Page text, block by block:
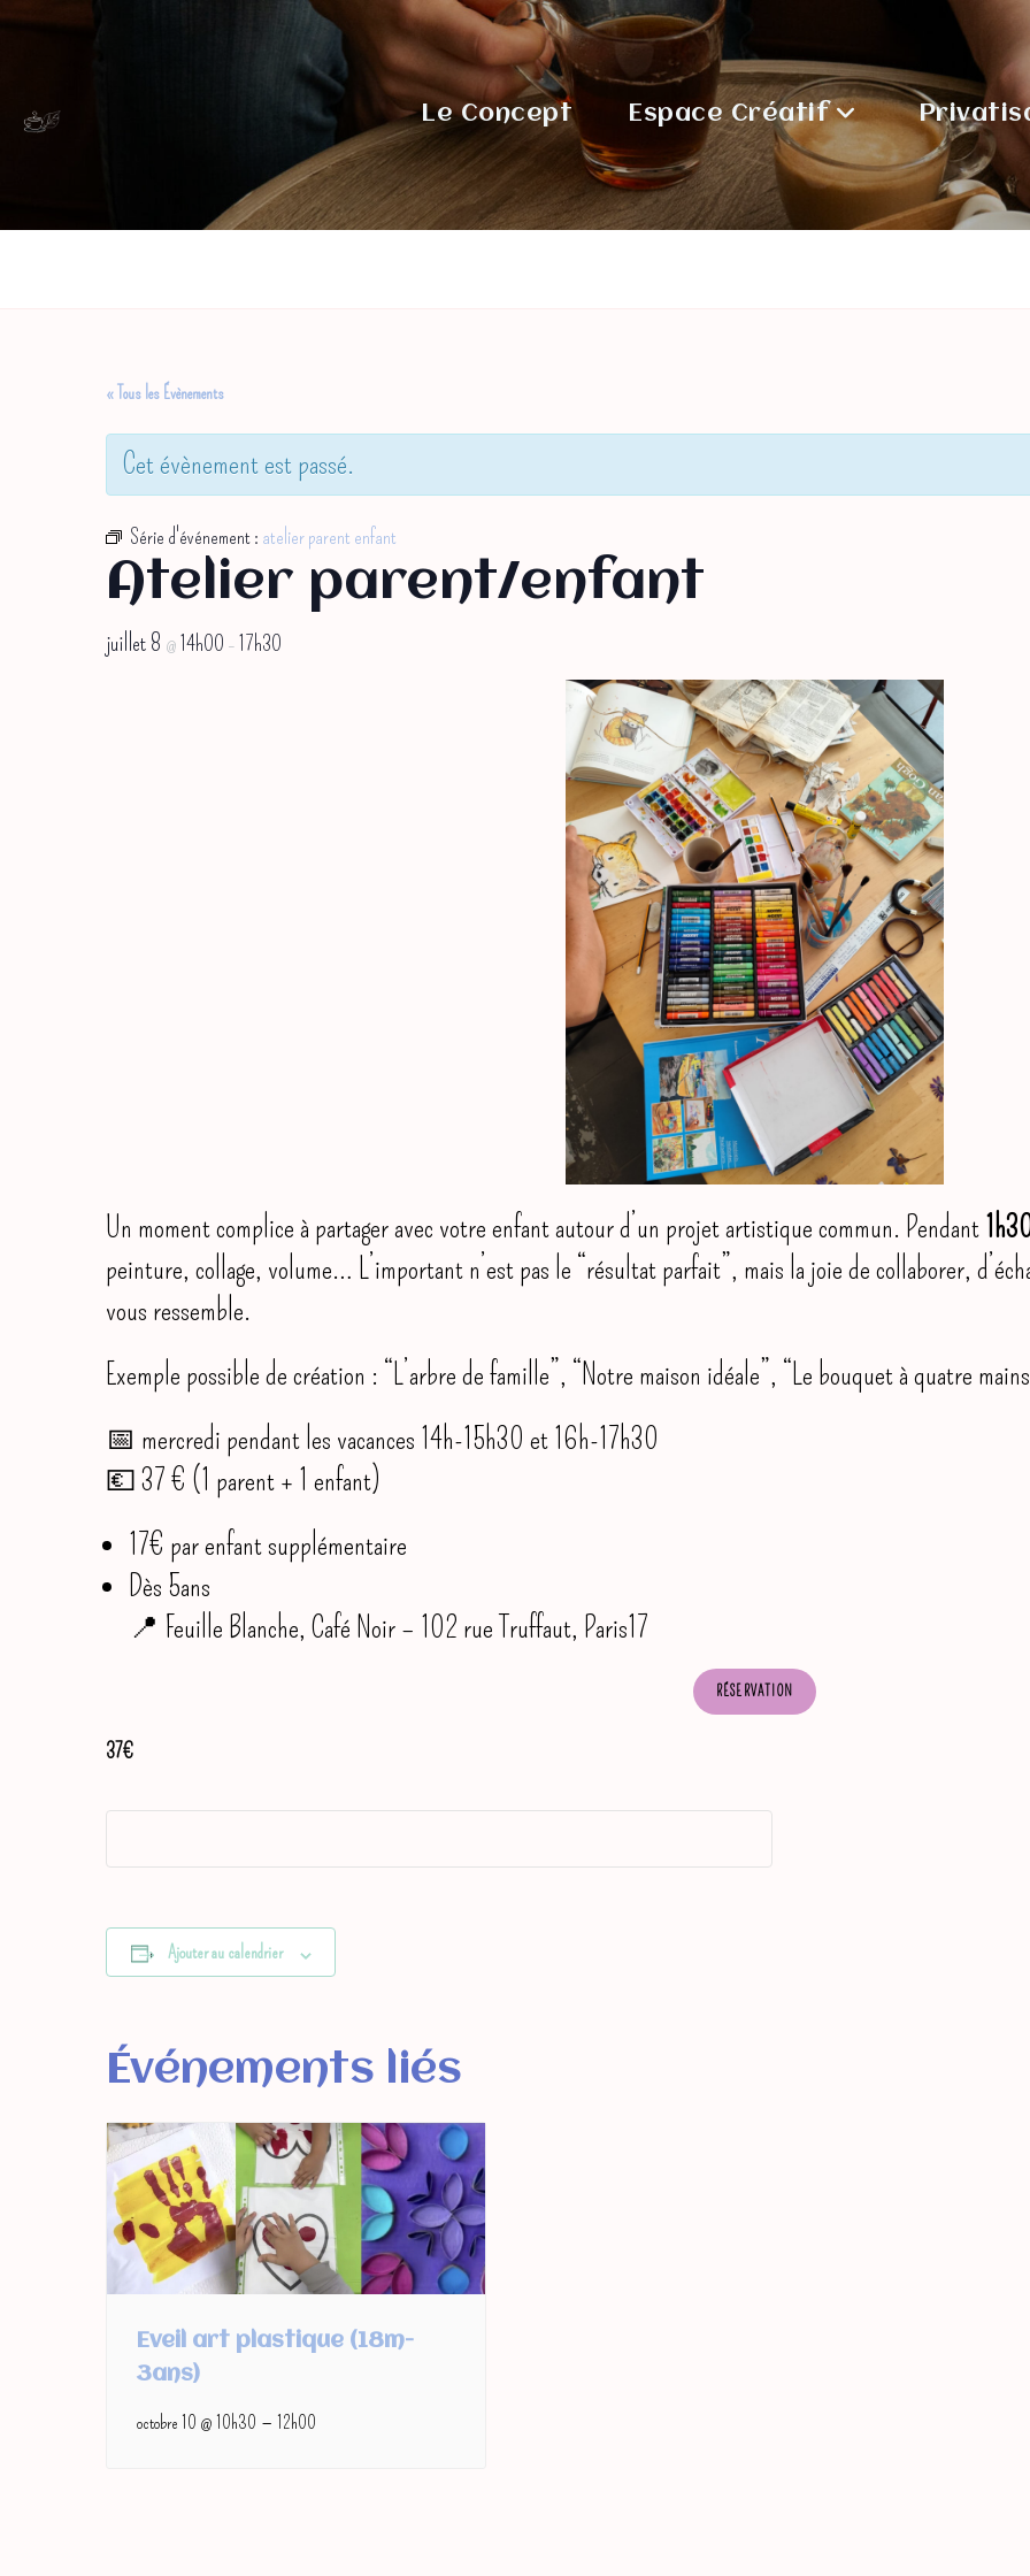
Le Concept Espace Créatif
« Tous les Évènements
Cet évènement est passé.
Série d'événement : atelier parent enfant
Atelier parent/enfant
juillet 8 @ 14h00 – 17h30
Un moment complice à partager avec votre enfant autour d’un projet artistique commun. Pendant
peinture, collage, volume… L’important n’est pas le “résultat parfait”, mais la joie de collaborer,
vous ressemble.
Exemple possible de création : “L’arbre de famille”, “Notre maison idéale”, “Le bouquet à quatre
📅 mercredi pendant les vacances 14h-15h30 et 16h-17h30
💶 37 € (1 parent + 1 enfant)
17€ par enfant supplémentaire
Dès 5ans
📍 Feuille Blanche, Café Noir – 102 rue Truffaut, Paris17
RÉSERVATION
37€
Ajouter au calendrier
Événements liés
Eveil art plastique (18m-
3ans)
octobre 10 @ 10h30 –12h00